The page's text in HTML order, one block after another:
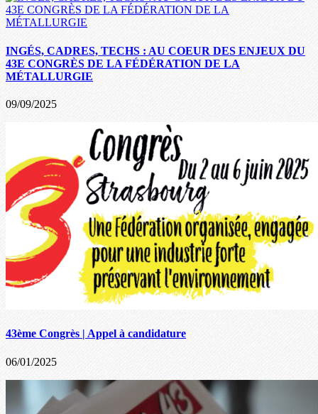
INGÉS, CADRES, TECHS : AU COEUR DES ENJEUX DU
43E CONGRÈS DE LA FÉDÉRATION DE LA
MÉTALLURGIE
09/09/2025
43ème Congrès | Appel à candidature
06/01/2025